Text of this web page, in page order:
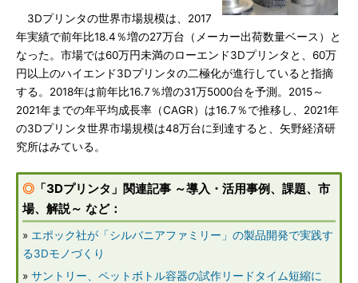
3Dプリンタの世界市場規模は、2017
年実績で前年比18.4％増の27万台（メーカー出荷数量ベース）と
なった。市場では60万円未満のローエンド3Dプリンタと、60万
円以上のハイエンド3Dプリンタの二極化が進行していると指摘
する。2018年は前年比16.7％増の31万5000台を予測。2015～
2021年までの年平均成長率（CAGR）は16.7％で推移し、2021年
の3Dプリンタ世界市場規模は48万台に到達すると、矢野経済研
究所はみている。
◎ 「3Dプリンタ」関連記事 ～導入・活用事例、課題、市
場、解説～ など：
» エポック社が「シルバニアファミリー」の製品開発で実践す
る3Dモノづくり
» サントリー、ペットボトル容器の試作リードタイム短縮に